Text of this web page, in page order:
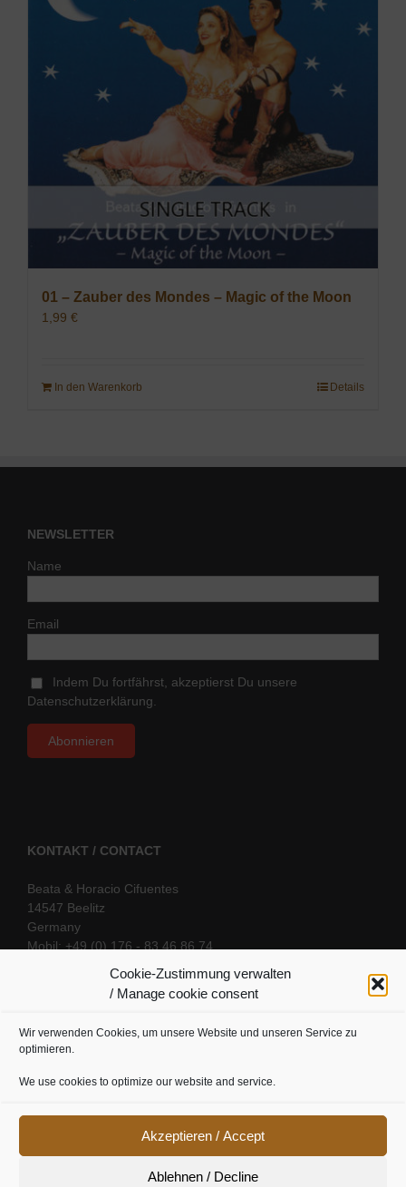
Cookie-Zustimmung verwalten
/ Manage cookie consent
Wir verwenden Cookies, um unsere Website und unseren Service zu
optimieren.
We use cookies to optimize our website and service.
Akzeptieren / Accept
Ablehnen / Decline
01 – Zauber des Mondes – Magic of the Moon
1,99 €
In den Warenkorb Details
NEWSLETTER
Name
Email
Indem Du fortfährst, akzeptierst Du unsere
Datenschutzerklärung.
KONTAKT / CONTACT
Beata & Horacio Cifuentes
14547 Beelitz
Germany
Mobil: +49 (0) 176 - 83 46 86 74
SOCIAL LINKS